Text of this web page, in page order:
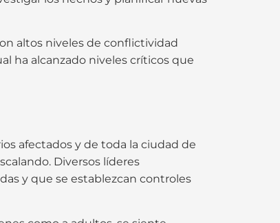
altos niveles de conflictividad
ha alcanzado niveles críticos que
afectados y de toda la ciudad de
Diversos líderes
y que se establezcan controles